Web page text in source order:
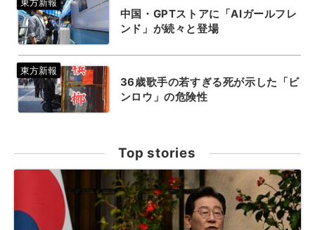
中国・GPTストアに「AIガールフレ
ンド」が続々と登場
36歳歌手の若すぎる死が示した「ビ
ンロウ」の危険性
Top stories